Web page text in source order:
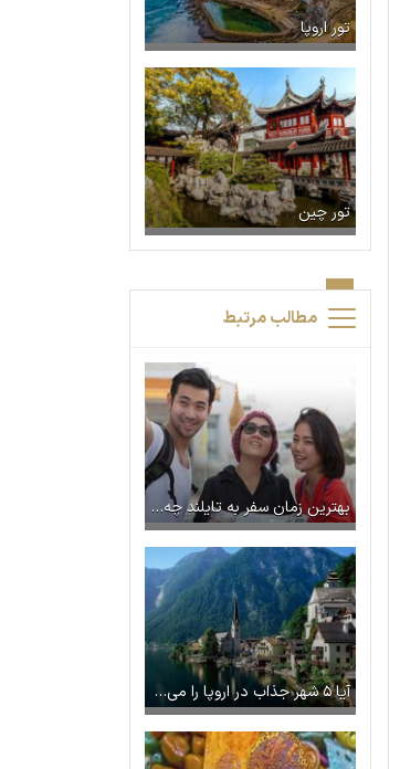
تور اروپا
تور چین
مطالب مرتبط
بهترین زمان سفر به تایلند چه فصلی است؟
آیا ۵ شهر جذاب در اروپا را می‌شناسید؟